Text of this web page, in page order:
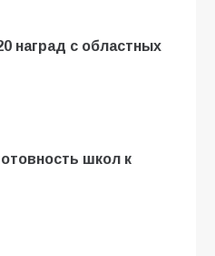
наград с областных
школ к